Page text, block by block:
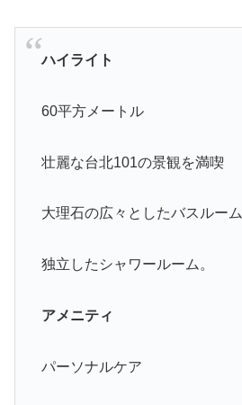
ハイライト
60平方メートル
壮麗な台北101の景観を満喫
大理石の広々としたバスルーム
独立したシャワールーム。
アメニティ
パーソナルケア